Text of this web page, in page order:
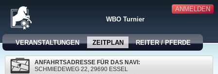
ANMELDEN
WBO Turnier
VERANSTALTUNGEN ZEITPLAN REITER / PFERDE
ANFAHRTSADRESSE FÜR DAS NAVI:
SCHMIEDEWEG 22, 29690 ESSEL